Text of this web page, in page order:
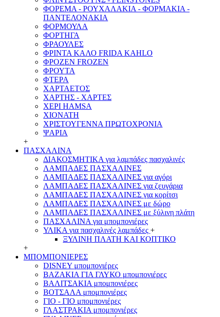
ΦΟΡΕΜΑ - ΡΟΥΧΑΛΑΚΙΑ - ΦΟΡΜΑΚΙΑ -
ΠΑΝΤΕΛΟΝΑΚΙΑ
ΦΟΡΜΟΥΛΑ
ΦΟΡΤΗΓΑ
ΦΡΑΟΥΛΕΣ
ΦΡΙΝΤΑ ΚΑΛΟ FRIDA KAHLO
ΦΡΟΖΕΝ FROZEN
ΦΡΟΥΤΑ
ΦΤΕΡΑ
ΧΑΡΤΑΕΤΟΣ
ΧΑΡΤΗΣ - ΧΑΡΤΕΣ
ΧΕΡΙ HAMSA
ΧΙΟΝΑΤΗ
ΧΡΙΣΤΟΥΓΕΝΝΑ ΠΡΩΤΟΧΡΟΝΙΑ
ΨΑΡΙΑ
+
ΠΑΣΧΑΛΙΝΑ
ΔΙΑΚΟΣΜΗΤΙΚΑ για λαμπάδες πασχαλινές
ΛΑΜΠΑΔΕΣ ΠΑΣΧΑΛΙΝΕΣ
ΛΑΜΠΑΔΕΣ ΠΑΣΧΑΛΙΝΕΣ για αγόρι
ΛΑΜΠΑΔΕΣ ΠΑΣΧΑΛΙΝΕΣ για ζευγάρια
ΛΑΜΠΑΔΕΣ ΠΑΣΧΑΛΙΝΕΣ για κορίτσι
ΛΑΜΠΑΔΕΣ ΠΑΣΧΑΛΙΝΕΣ με δώρο
ΛΑΜΠΑΔΕΣ ΠΑΣΧΑΛΙΝΕΣ με ξύλινη πλάτη
ΠΑΣΧΑΛΙΝΑ για μπομπονιέρες
ΥΛΙΚΑ για πασχαλινές λαμπάδες +
ΞΥΛΙΝΗ ΠΛΑΤΗ ΚΑΙ ΚΟΠΤΙΚΟ
+
ΜΠΟΜΠΟΝΙΕΡΕΣ
DISNEY μπομπονιέρες
ΒΑΖΑΚΙΑ ΓΙΑ ΓΛΥΚΟ μπομπονιέρες
ΒΑΛΙΤΣΑΚΙΑ μπομπονιέρες
ΒΟΤΣΑΛΑ μπομπονιέρες
ΓΙΟ - ΓΙΟ μπομπονιέρες
ΓΛΑΣΤΡΑΚΙΑ μπομπονιέρες